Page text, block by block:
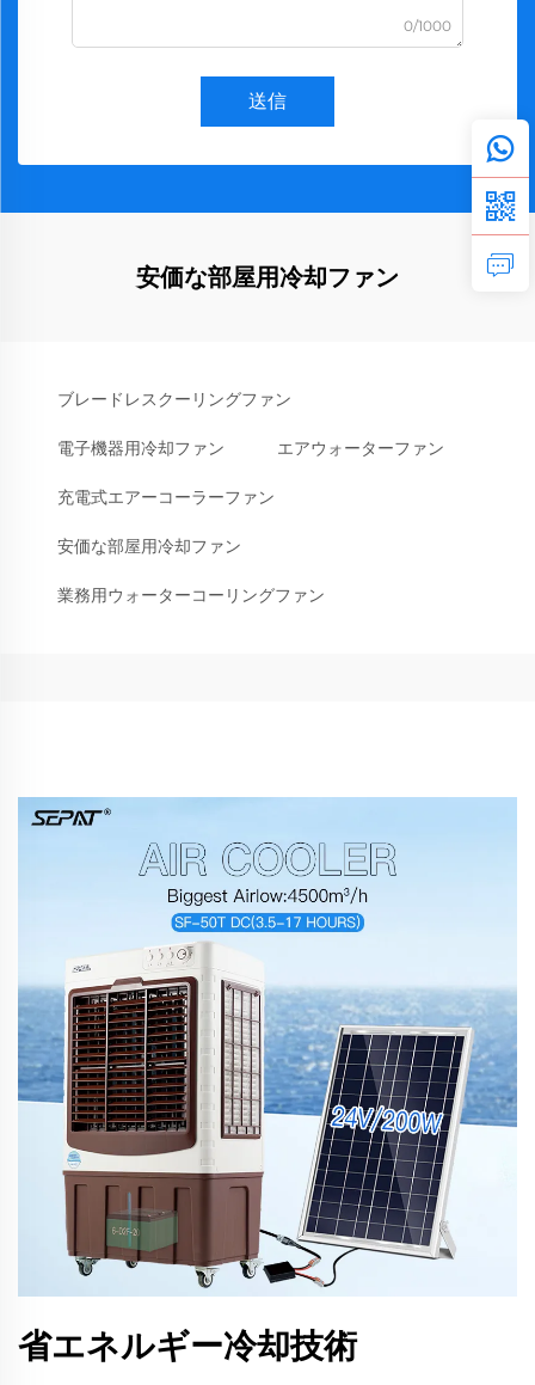
0/1000
送信
安価な部屋用冷却ファン
ブレードレスクーリングファン
電子機器用冷却ファン エアウォーターファン
充電式エアーコーラーファン
安価な部屋用冷却ファン
業務用ウォーターコーリングファン
省エネルギー冷却技術